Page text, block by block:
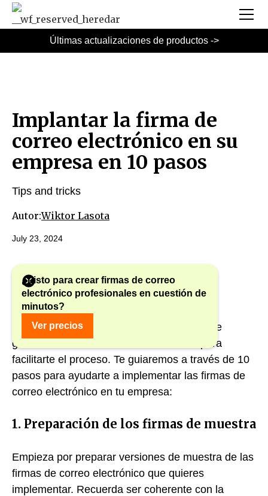
Últimas actualizaciones de productos ->
Implantar la firma de
correo electrónico en su
empresa en 10 pasos
Tips and tricks
Autor:Wiktor Lasota
July 23, 2024
¿Listo para crear firmas de correo
electrónico profesionales en cuestión de
minutos?
Ver precios
Afortunadamente,
rescate, ofreciendo soluciones integrales de
gestión de firmas de correo electrónico para
facilitarte el proceso. Te guiaremos a través de 10
pasos para ayudarte a implementar las firmas de
correo electrónico en tu empresa:
1. Preparación de los firmas de muestra
Empieza por preparar versiones de muestra de las
firmas de correo electrónico que quieres
implementar. Recuerda ser coherente con la